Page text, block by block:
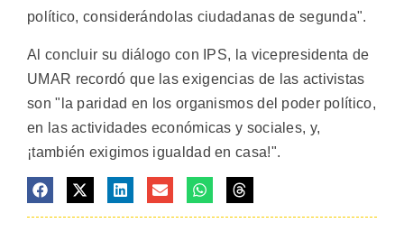
político, considerándolas ciudadanas de segunda".
Al concluir su diálogo con IPS, la vicepresidenta de
UMAR recordó que las exigencias de las activistas
son "la paridad en los organismos del poder político,
en las actividades económicas y sociales, y,
¡también exigimos igualdad en casa!".